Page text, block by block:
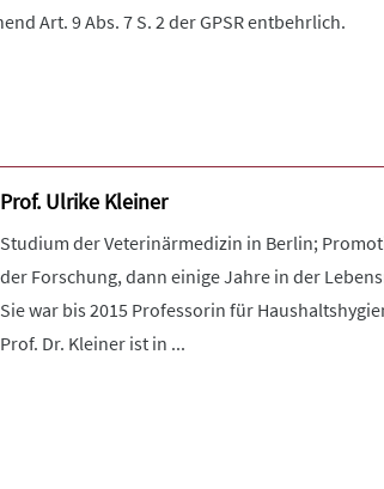
Art. 9 Abs. 7 S. 2 der GPSR entbehrlich.
Prof. Ulrike Kleiner
Studium der Veterinärmedizin in Berlin;
der Forschung, dann einige Jahre in der
Sie war bis 2015 Professorin für
Prof. Dr. Kleiner ist in ...